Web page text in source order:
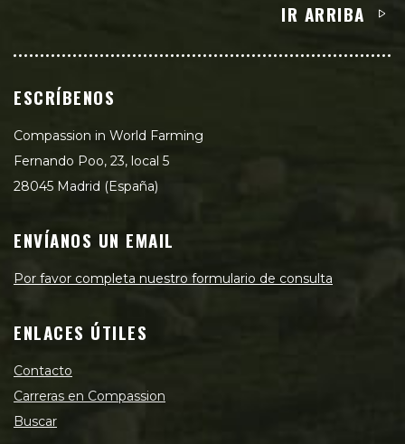
IR ARRIBA
ESCRÍBENOS
Compassion in World Farming
Fernando Poo, 23, local 5
28045 Madrid (España)
ENVÍANOS UN EMAIL
Por favor completa nuestro formulario de consulta
ENLACES ÚTILES
Contacto
Carreras en Compassion
Buscar